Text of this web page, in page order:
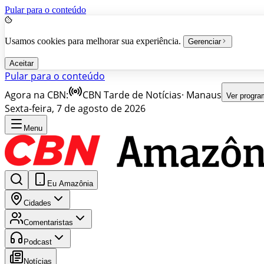
Pular para o conteúdo
Usamos cookies para melhorar sua experiência. Gerenciar
Aceitar
Pular para o conteúdo
Agora na CBN:
CBN Tarde de Notícias· Manaus Ver
Sexta-feira, 7 de agosto de 2026
Menu
Eu Amazônia
Cidades
Comentaristas
Podcast
Notícias